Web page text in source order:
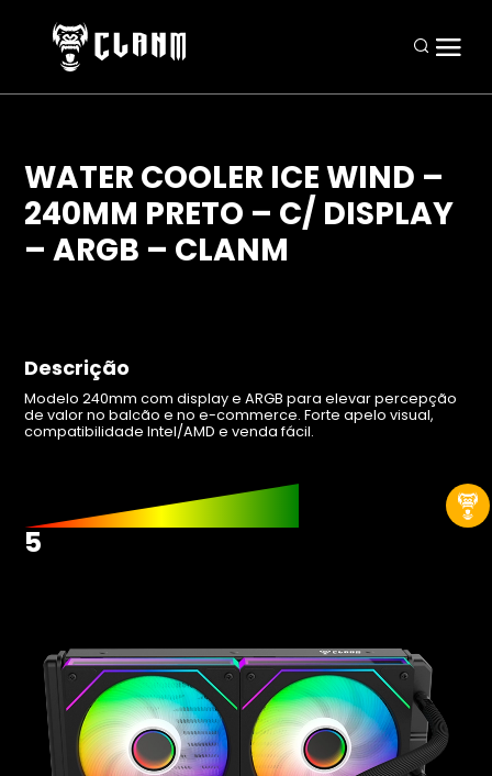
Periféricos
Mouses
Mousepads
Combos
Fans
Memórias RAM
Placas-mãe
Placas de Vídeo
WATER COOLER ICE WIND –
240MM PRETO – C/ DISPLAY
– ARGB – CLANM
Descrição
Modelo 240mm com display e ARGB para elevar percepção
de valor no balcão e no e-commerce. Forte apelo visual,
compatibilidade Intel/AMD e venda fácil.
5